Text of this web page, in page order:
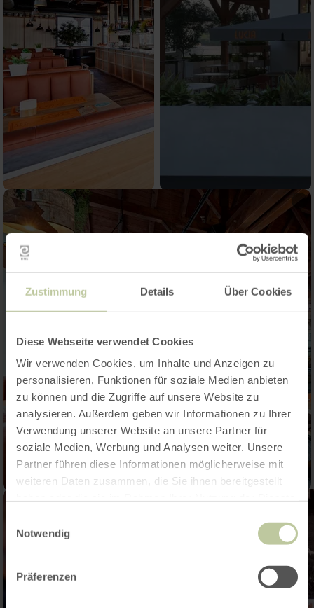
Zustimmung Details Über Cookies
Diese Webseite verwendet Cookies
Wir verwenden Cookies, um Inhalte und Anzeigen zu
personalisieren, Funktionen für soziale Medien anbieten
zu können und die Zugriffe auf unsere Website zu
analysieren. Außerdem geben wir Informationen zu Ihrer
Verwendung unserer Website an unsere Partner für
soziale Medien, Werbung und Analysen weiter. Unsere
Partner führen diese Informationen möglicherweise mit
weiteren Daten zusammen, die Sie ihnen bereitgestellt
Notwendig
Präferenzen